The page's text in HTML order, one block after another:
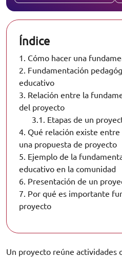
Índice
1. Cómo hacer una
2. Fundamentación
educativo
3. Relación entre la
del proyecto
3.1. Etapas de un
4. Qué relación existe
una propuesta de proyecto
5. Ejemplo de la
educativo en la comunidad
6. Presentación de un
7. Por qué es importante
proyecto
Un proyecto reúne actividades